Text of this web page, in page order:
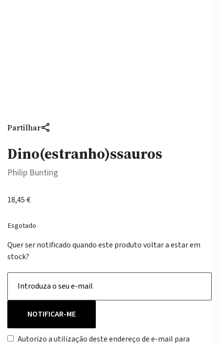
Partilhar
Dino(estranho)ssauros
Philip Bunting
18,45€
Esgotado
Quer ser notificado quando este produto voltar a estar em
stock?
NOTIFICAR-ME
Autorizo a utilização deste endereço de e-mail para